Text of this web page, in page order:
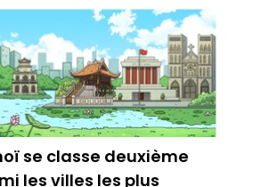
se classe deuxième
les villes les plus